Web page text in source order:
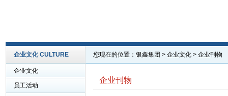
企业文化 CULTURE
企业文化
员工活动
您现在的位置： 银鑫集团 > 企业文化 > 企业刊物
企业刊物